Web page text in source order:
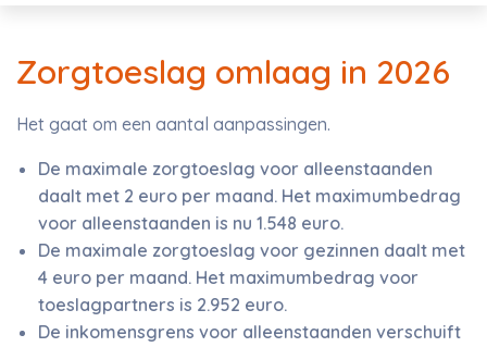
Zorgtoeslag omlaag in 2026
Het gaat om een aantal aanpassingen.
De maximale zorgtoeslag voor alleenstaanden
daalt met 2 euro per maand. Het maximumbedrag
voor alleenstaanden is nu 1.548 euro.
De maximale zorgtoeslag voor gezinnen daalt met
4 euro per maand. Het maximumbedrag voor
toeslagpartners is 2.952 euro.
De inkomensgrens voor alleenstaanden verschuift